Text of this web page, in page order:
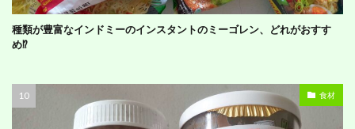
種類が豊富なインドミーのインスタントのミーゴレン、どれがおすす
め⁉︎
食材